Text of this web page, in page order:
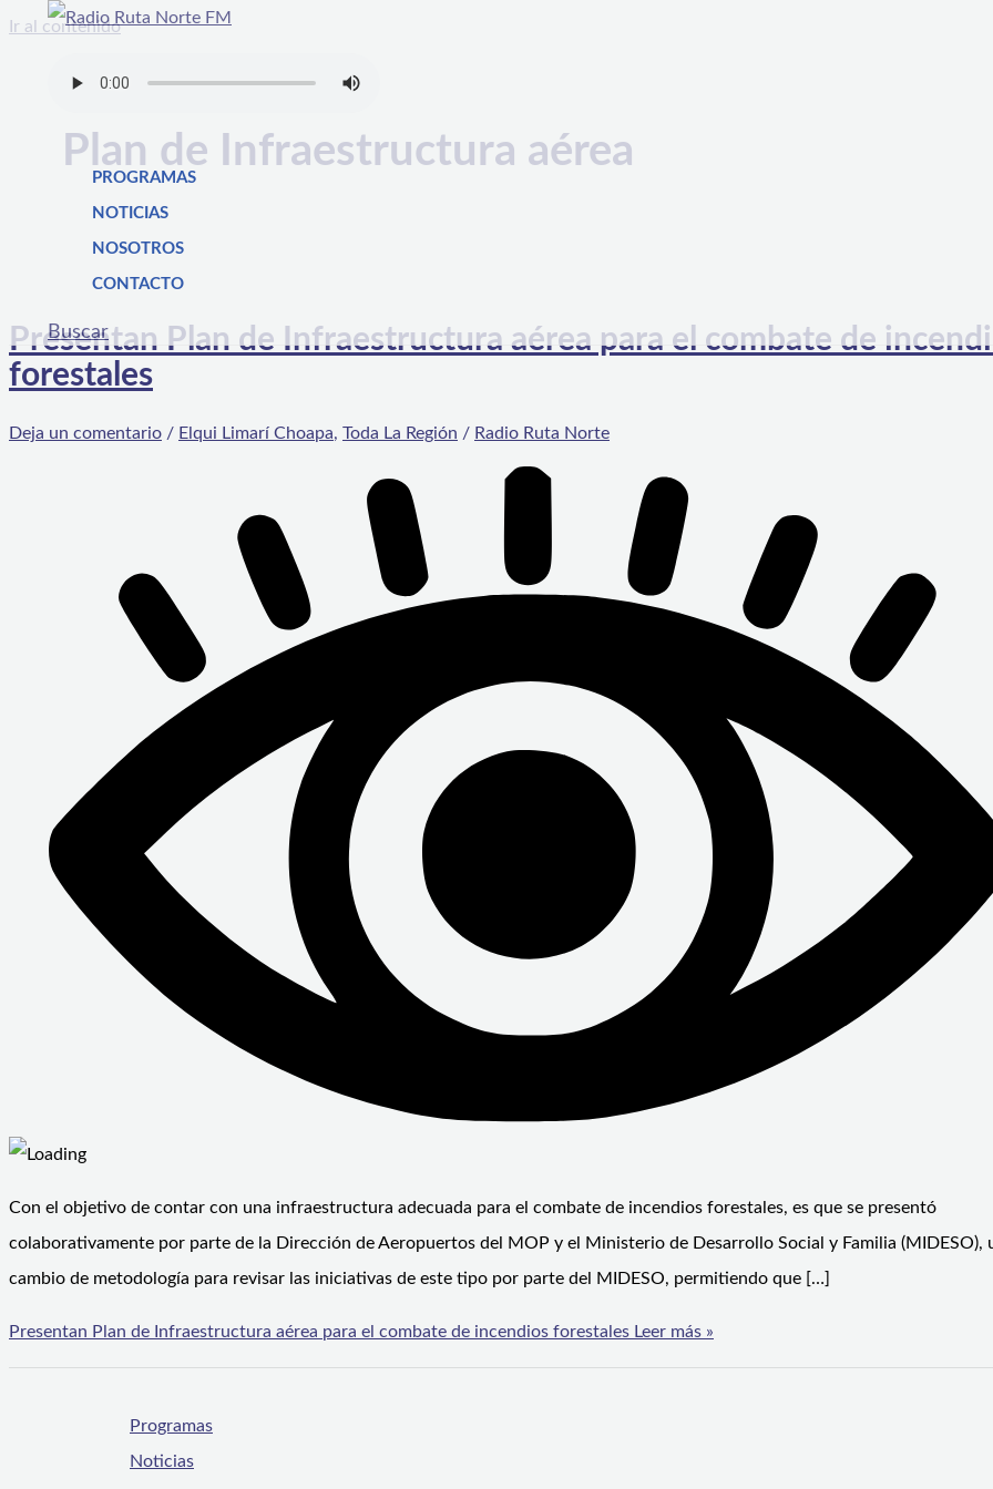
Ir al contenido
PROGRAMAS
NOTICIAS
NOSOTROS
CONTACTO
Buscar
Plan de Infraestructura aérea
Presentan Plan de Infraestructura aérea para el combate de
forestales
Deja un comentario / Elqui Limarí Choapa, Toda La Región / Radio Ruta Norte
Con el objetivo de contar con una infraestructura adecuada para el combate de incendios forestales, es que se presentó
colaborativamente por parte de la Dirección de Aeropuertos del MOP y el Ministerio de Desarrollo Social y Familia (MIDESO),
cambio de metodología para revisar las iniciativas de este tipo por parte del MIDESO, permitiendo que […]
Presentan Plan de Infraestructura aérea para el combate de incendios forestales Leer más »
Programas
Noticias